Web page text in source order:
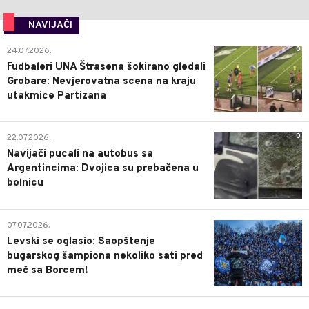
NAVIJAČI
0
24.07.2026.
Fudbaleri UNA Štrasena šokirano gledali
Grobare: Nevjerovatna scena na kraju
utakmice Partizana
0
22.07.2026.
Navijači pucali na autobus sa
Argentincima: Dvojica su prebačena u
bolnicu
1
07.07.2026.
Levski se oglasio: Saopštenje
bugarskog šampiona nekoliko sati pred
meč sa Borcem!